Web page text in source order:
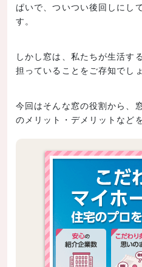
LINE Twitt
ぱいで、ついつい後回しにし
す。
しかし窓は、私たちが生活す
担っていることをご存知でしょ
今回はそんな窓の役割から、
のメリット・デメリットなど